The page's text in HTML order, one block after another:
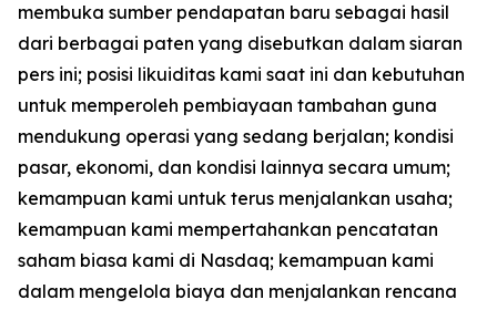
membuka sumber pendapatan baru sebagai hasil
dari berbagai paten yang disebutkan dalam siaran
pers ini; posisi likuiditas kami saat ini dan kebutuhan
untuk memperoleh pembiayaan tambahan guna
mendukung operasi yang sedang berjalan; kondisi
pasar, ekonomi, dan kondisi lainnya secara umum;
kemampuan kami untuk terus menjalankan usaha;
kemampuan kami mempertahankan pencatatan
saham biasa kami di Nasdaq; kemampuan kami
dalam mengelola biaya dan menjalankan rencana